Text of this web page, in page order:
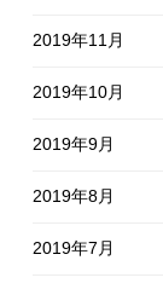
2019年11月
2019年10月
2019年9月
2019年8月
2019年7月